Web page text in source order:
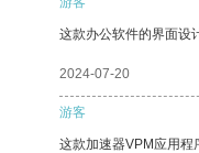
这款办公软件的界面设
2024-07-20
游客
这款加速器VPM应用程